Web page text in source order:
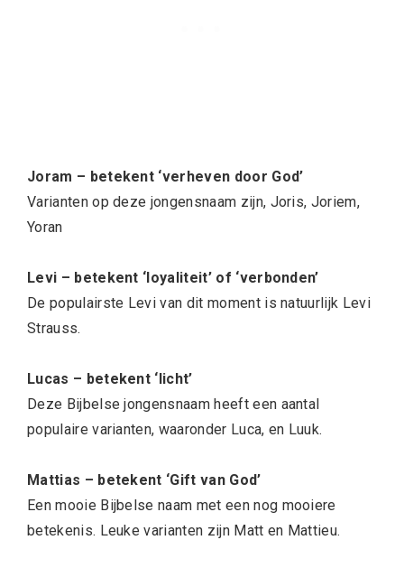
Joram – betekent ‘verheven door God’
Varianten op deze jongensnaam zijn, Joris, Joriem,
Yoran
Levi – betekent ‘loyaliteit’ of ‘verbonden’
De populairste Levi van dit moment is natuurlijk Levi
Strauss.
Lucas – betekent ‘licht’
Deze Bijbelse jongensnaam heeft een aantal
populaire varianten, waaronder Luca, en Luuk.
Mattias – betekent ‘Gift van God’
Een mooie Bijbelse naam met een nog mooiere
betekenis. Leuke varianten zijn Matt en Mattieu.